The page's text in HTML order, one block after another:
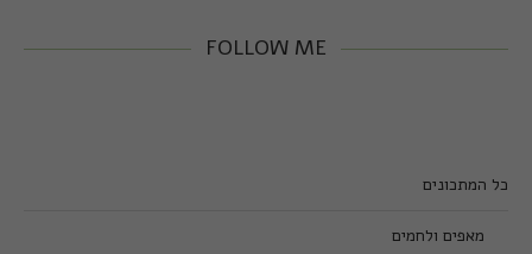
FOLLOW ME
כל המתכונים
מאפים ולחמים